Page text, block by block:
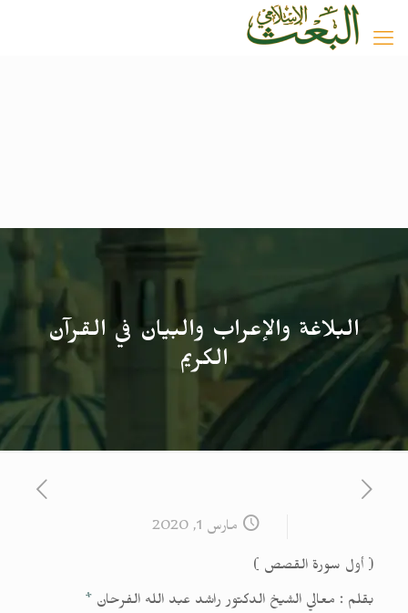
البلاغة والإعراب والبيان في القرآن
الكريم
مارس 1, 2020
( أول سورة القصص )
بقلم : معالي الشيخ الدكتور راشد عبد الله الفرحان *